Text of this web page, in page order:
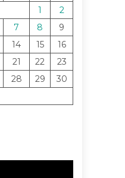
1
2
7 8
9
14 15
16
21 22
23
28 29
30